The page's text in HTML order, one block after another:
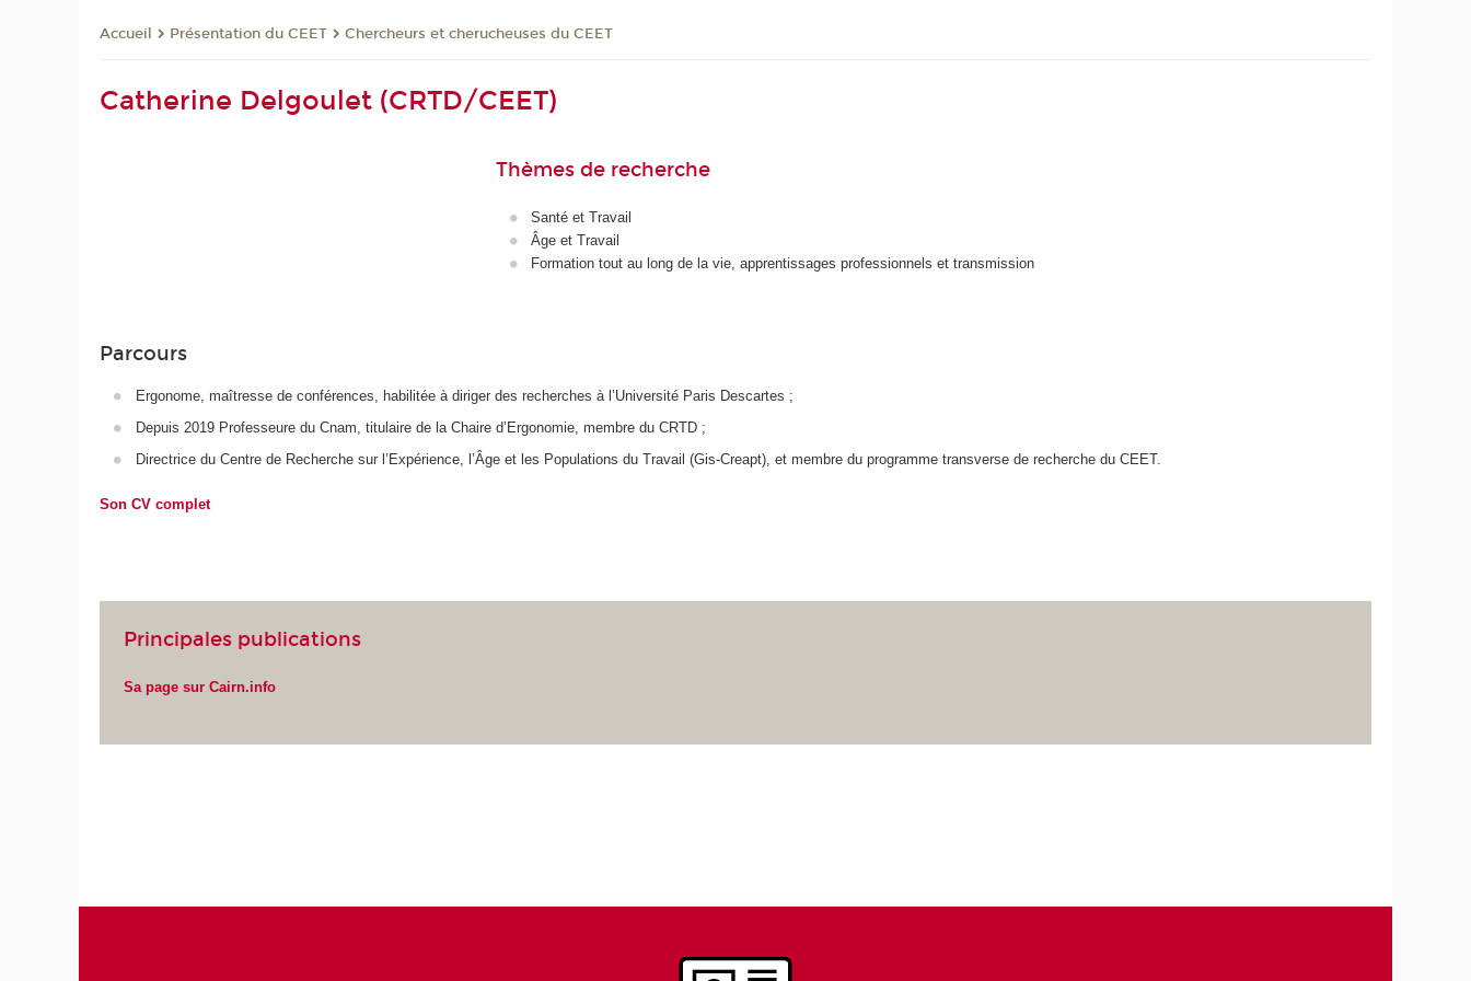
Accueil Présentation du CEET Chercheurs et cherucheuses du CEET
Catherine Delgoulet (CRTD/CEET)
Thèmes de recherche
Santé et Travail
Âge et Travail
Formation tout au long de la vie, apprentissages professionnels et transmission
Parcours
Ergonome, maîtresse de conférences, habilitée à diriger des recherches à l’Université Paris Descartes ;
Depuis 2019 Professeure du Cnam, titulaire de la Chaire d’Ergonomie, membre du CRTD ;
Directrice du Centre de Recherche sur l’Expérience, l’Âge et les Populations du Travail (Gis-Creapt), et membre du programme transverse de recherche du CEET.
Son CV complet
Principales publications
Sa page sur Cairn.info